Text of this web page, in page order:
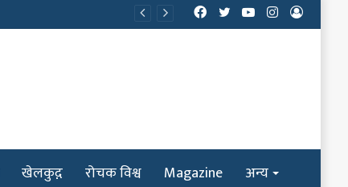
Log
Instagram
YouTube
Twitter
Facebook
खेलकुद़़ रोचक विश्व Magazine अन्य